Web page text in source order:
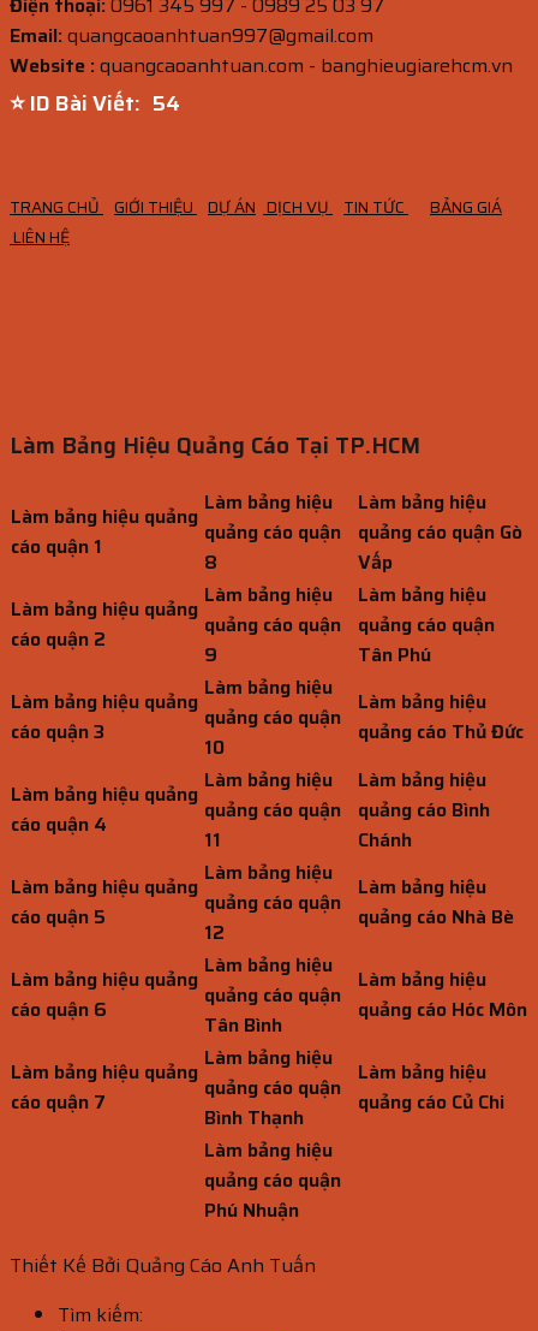
Email:quangcaoanhtuan997@gmail.com
Website :quangcaoanhtuan.com - banghieugiarehcm.vn
⭐ ID Bài Viết: 52
TRANG CHỦ GIỚI THIỆU DỰ ÁN DỊCH VỤ TIN TỨC
BẢNG GIÁ
LIÊN HỆ
Làm Bảng Hiệu Quảng Cáo Tại TP.HCM
Làm bảng hiệu quảng
cáo quận 1
Làm bảng hiệu
quảng cáo quận
8
Làm bảng hiệu
quảng cáo quận Gò
Vấp
Làm bảng hiệu quảng
cáo quận 2
Làm bảng hiệu
quảng cáo quận
9
Làm bảng hiệu
quảng cáo quận
Tân Phú
Làm bảng hiệu quảng
cáo quận 3
Làm bảng hiệu
quảng cáo quận
10
Làm bảng hiệu
quảng cáo Thủ Đức
Làm bảng hiệu quảng
cáo quận 4
Làm bảng hiệu
quảng cáo quận
11
Làm bảng hiệu
quảng cáo Bình
Chánh
Làm bảng hiệu quảng
cáo quận 5
Làm bảng hiệu
quảng cáo quận
12
Làm bảng hiệu
quảng cáo Nhà Bè
Làm bảng hiệu quảng
cáo quận 6
Làm bảng hiệu
quảng cáo quận
Tân Bình
Làm bảng hiệu
quảng cáo Hóc Môn
Làm bảng hiệu quảng
cáo quận 7
Làm bảng hiệu
quảng cáo quận
Bình Thạnh
Làm bảng hiệu
quảng cáo Củ Chi
Làm bảng hiệu
quảng cáo quận
Phú Nhuận
Thiết Kế Bởi Quảng Cáo Anh Tuấn
Tìm kiếm: